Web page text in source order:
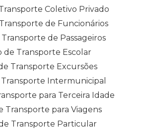
Coletivo Privado
de Funcionários
de Passageiros
de Transporte Escolar
Transporte Excursões
Intermunicipal
para Terceira Idade
Transporte para Viagens
Transporte Particular